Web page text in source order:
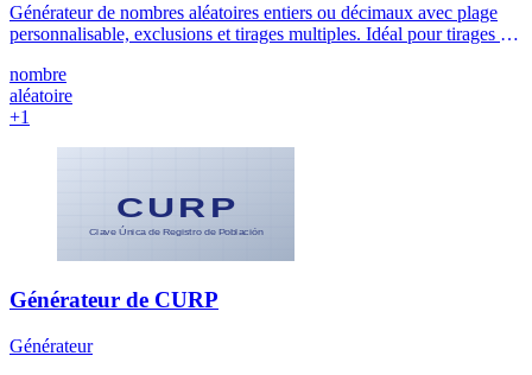
Générateur de nombres aléatoires entiers ou décimaux avec plage
personnalisable, exclusions et tirages multiples. Idéal pour tirages au
nombre
aléatoire
+1
Générateur de CURP
Générateur